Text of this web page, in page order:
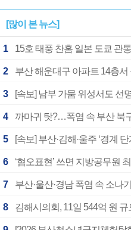
[많이 본 뉴스]
1 15호 태풍 찬홈 일본 도쿄 관
2 부산 해운대구 아파트 14층
3 [속보] 남부 가뭄 위성서도
4 까마귀 탓?…폭염 속 부산 북
5 [속보] 부산·김해·울주 ‘경계
6 ‘혐오표현’ 쓰면 지방공무원
7 부산·울산·경남 폭염 속 소나
8 김해시의회, 11일 544억 원